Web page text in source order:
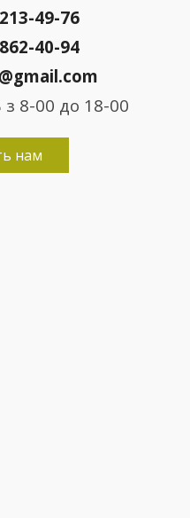
49-76
40-94
8-00 до 18-00
нам